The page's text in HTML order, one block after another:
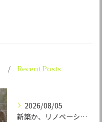
Recent Posts
2026/08/05
新築か、リノベーションか。